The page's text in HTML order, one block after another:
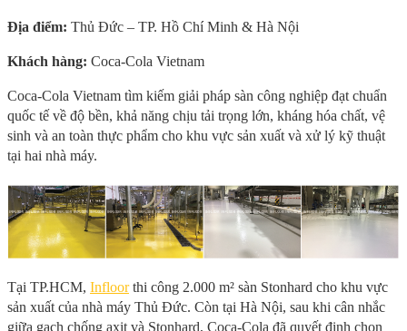
Địa điểm: Thủ Đức – TP. Hồ Chí Minh & Hà Nội
Khách hàng: Coca‑Cola Vietnam
Coca‑Cola Vietnam tìm kiếm giải pháp sàn công nghiệp đạt chuẩn
quốc tế về độ bền, khả năng chịu tải trọng lớn, kháng hóa chất, vệ
sinh và an toàn thực phẩm cho khu vực sản xuất và xử lý kỹ thuật
tại hai nhà máy.
Tại TP.HCM, Infloorthi công 2.000 m² sàn Stonhard cho khu vực
sản xuất của nhà máy Thủ Đức. Còn tại Hà Nội, sau khi cân nhắc
giữa gạch chống axit và Stonhard, Coca-Cola đã quyết định chọn